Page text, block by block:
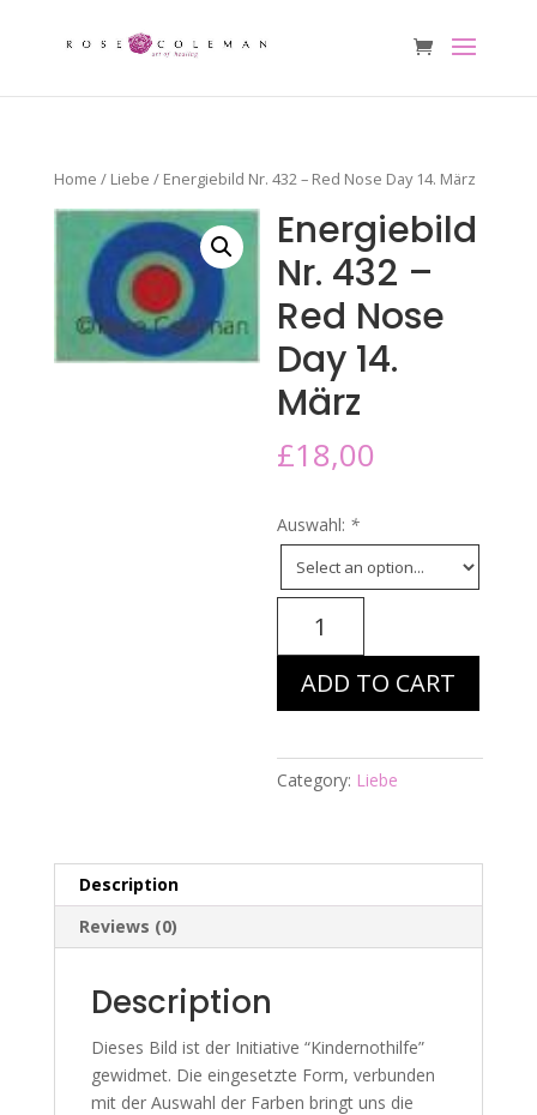
Home / Liebe / Energiebild Nr. 432 – Red Nose Day 14. März
Energiebild
Nr. 432 –
Red Nose
Day 14.
März
£18,00
Auswahl: *
Day
quantity
ADD TO CART
Category: Liebe
Description
Reviews (0)
Description
Dieses Bild ist der Initiative “Kindernothilfe”
gewidmet. Die eingesetzte Form, verbunden
mit der Auswahl der Farben bringt uns die